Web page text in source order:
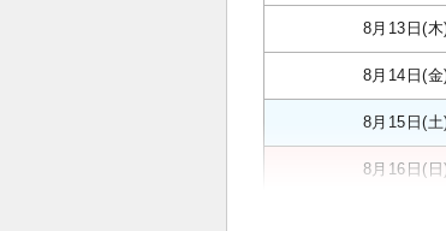
8月13日(木
8月14日(金
8月15日(土
8月16日(日